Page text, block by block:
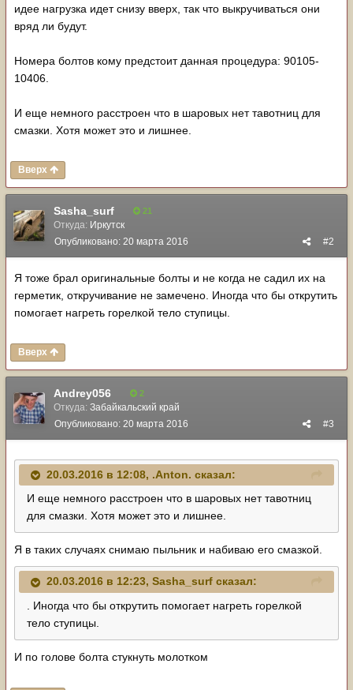
идее нагрузка идет снизу вверх, так что выкручиваться они
вряд ли будут.
Номера болтов кому предстоит данная процедура: 90105-
10406.
И еще немного расстроен что в шаровых нет тавотниц для
смазки. Хотя может это и лишнее.
Вверх
Sasha_surf 21
Откуда: Иркутск
#2
Опубликовано: 20 марта 2016
Я тоже брал оригинальные болты и не когда не садил их на
герметик, откручивание не замечено. Иногда что бы открутить
помогает нагреть горелкой тело ступицы.
Вверх
Andrey056 2
Откуда: Забайкальский край
#3
Опубликовано: 20 марта 2016
20.03.2016 в 12:08, .Anton. сказал:
И еще немного расстроен что в шаровых нет тавотниц
для смазки. Хотя может это и лишнее.
Я в таких случаях снимаю пыльник и набиваю его смазкой.
20.03.2016 в 12:23, Sasha_surf сказал:
. Иногда что бы открутить помогает нагреть горелкой
тело ступицы.
И по голове болта стукнуть молотком